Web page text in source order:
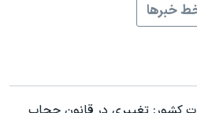
خبرها